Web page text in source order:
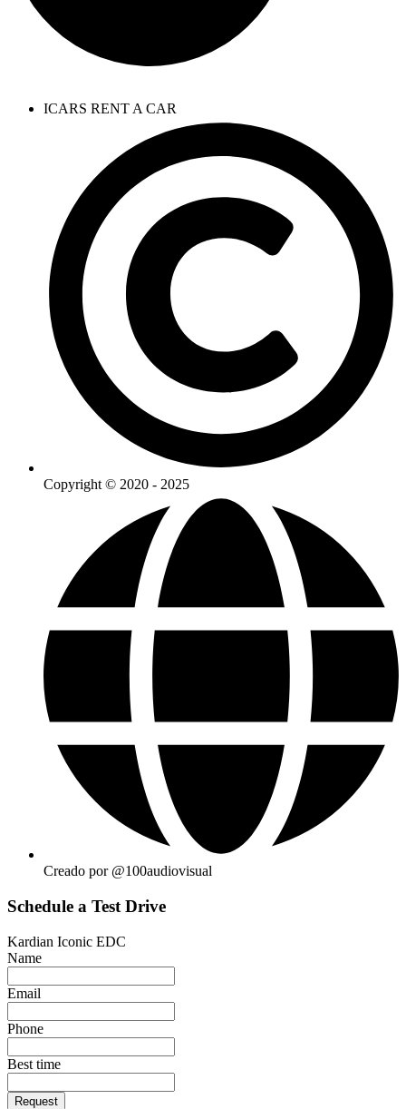
ICARS RENT A CAR
Copyright © 2020 - 2025
Creado por @100audiovisual
Schedule a Test Drive
Kardian Iconic EDC
Name
Email
Phone
Best time
Request